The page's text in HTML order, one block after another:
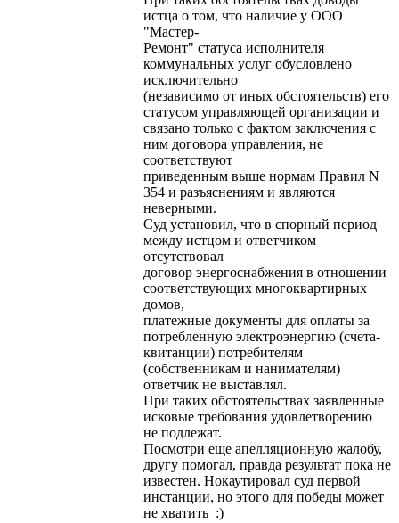
истца о том, что наличие у ООО
"Мастер-
Ремонт" статуса исполнителя
коммунальных услуг обусловлено
исключительно
(независимо от иных обстоятельств) его
статусом управляющей организации и
связано только с фактом заключения с
ним договора управления, не
соответствуют
приведенным выше нормам Правил N
354 и разъяснениям и являются
неверными.
Суд установил, что в спорный период
между истцом и ответчиком
отсутствовал
договор энергоснабжения в отношении
соответствующих многоквартирных
домов,
платежные документы для оплаты за
потребленную электроэнергию (счета-
квитанции) потребителям
(собственникам и нанимателям)
ответчик не выставлял.
При таких обстоятельствах заявленные
исковые требования удовлетворению
не подлежат.
Посмотри еще апелляционную жалобу,
другу помогал, правда результат пока не
известен. Нокаутировал суд первой
инстанции, но этого для победы может
не хватить :)